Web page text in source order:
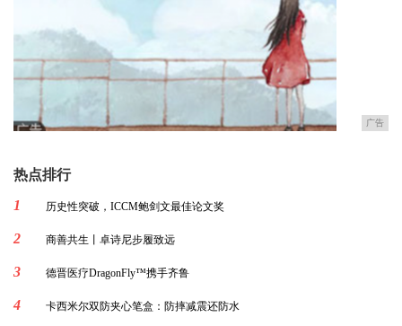
广告
热点排行
1
历史性突破，ICCM鲍剑文最佳论文奖
2 商善共生丨卓诗尼步履致远
3 德晋医疗DragonFly™携手齐鲁
4 卡西米尔双防夹心笔盒：防摔减震还防水